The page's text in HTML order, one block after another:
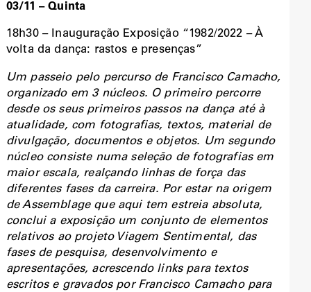
03/11 – Quinta
18h30 – Inauguração Exposição “1982/2022 – À
volta da dança: rastos e presenças”
Um passeio pelo percurso de Francisco Camacho,
organizado em 3 núcleos. O primeiro percorre
desde os seus primeiros passos na dança até à
atualidade, com fotografias, textos, material de
divulgação, documentos e objetos. Um segundo
núcleo consiste numa seleção de fotografias em
maior escala, realçando linhas de força das
diferentes fases da carreira. Por estar na origem
de Assemblage que aqui tem estreia absoluta,
conclui a exposição um conjunto de elementos
relativos ao projeto Viagem Sentimental, das
fases de pesquisa, desenvolvimento e
apresentações, acrescendo links para textos
escritos e gravados por Francisco Camacho para